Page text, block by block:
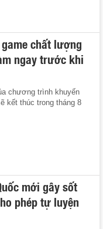
chất lượng
ngay trước khi
chương trình khuyến
kết thúc trong tháng 8
mới gây sốt
phép tự luyện